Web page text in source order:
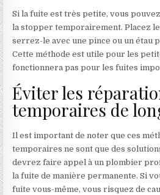
Si la fuite est très petite, vous
la stopper temporairement. Placez
serrez-le avec une pince ou un étau
Cette méthode est utile pour les
fonctionnera pas pour les fuites
Éviter les
temporaires de
Il est important de noter que ces
temporaires ne sont que des
devrez faire appel à un plombier
la fuite de manière permanente. Si
fuite vous-même, vous risquez de